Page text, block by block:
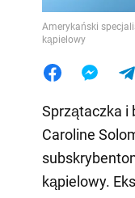
Amerykański
kąpielowy
Sprzątaczka i
Caroline
kąpielowy.